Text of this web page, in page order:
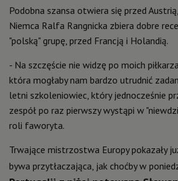
Podobna szansa otwiera się przed
Niemca Ralfa Rangnicka zbiera dobre
"polską" grupę, przed Francją i Holandią.
- Na szczęście nie widzę po moich
która mogłaby nam bardzo utrudnić
letni szkoleniowiec, który jednocześnie
zespół po raz pierwszy wystąpi w
roli faworyta.
Trwające mistrzostwa Europy pokazały
bywa przytłaczająca, jak choćby w